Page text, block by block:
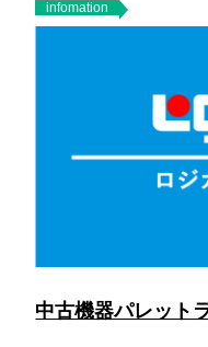
infomation
中古機器パレット